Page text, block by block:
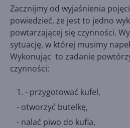
Zacznijmy od wyjaśnienia
powiedzieć, że jest to jedno
powtarzającej się czynności.
sytuację, w której musimy
Wykonując to zadanie
czynności:
- przygotować kufel,
- otworzyć butelkę,
- nalać piwo do kufla,